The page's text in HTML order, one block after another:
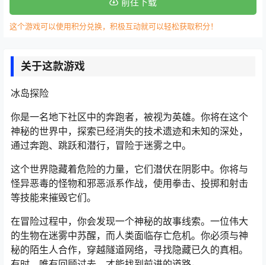
前往下载
这个游戏可以使用积分兑换，积极互动就可以轻松获取积分！
关于这款游戏
冰岛探险
你是一名地下社区中的奔跑者，被视为英雄。你将在这个
神秘的世界中，探索已经消失的技术遗迹和未知的深处，
通过奔跑、跳跃和潜行，冒险于迷雾之中。
这个世界隐藏着危险的力量，它们潜伏在阴影中。你将与
怪异恶毒的怪物和邪恶派系作战，使用拳击、投掷和射击
等技能来摧毁它们。
在冒险过程中，你会发现一个神秘的故事线索。一位伟大
的生物在迷雾中苏醒，而人类面临存亡危机。你必须与神
秘的陌生人合作，穿越隧道网络，寻找隐藏已久的真相。